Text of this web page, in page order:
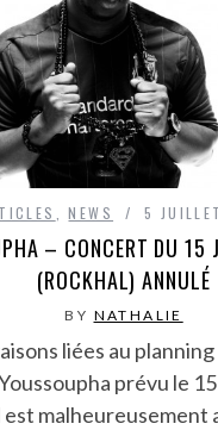
–
,NEWS 5
– CONCERT DU
(ROCKHAL) ANNULÉ
BY NATHALIE
liées au
prévu le
est malheureusement